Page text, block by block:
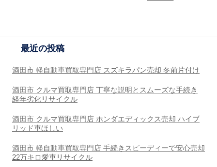
最近の投稿
酒田市 軽自動車買取専門店 スズキラパン売却 冬前片付け
酒田市 クルマ買取専門店 丁寧な説明とスムーズな手続き
経年劣化リサイクル
酒田市 クルマ買取専門店 ホンダエディックス売却 ハイブ
リッド車ほしい
酒田市 軽自動車買取専門店 手続きスピーディーで安心売却
22万キロ愛車リサイクル